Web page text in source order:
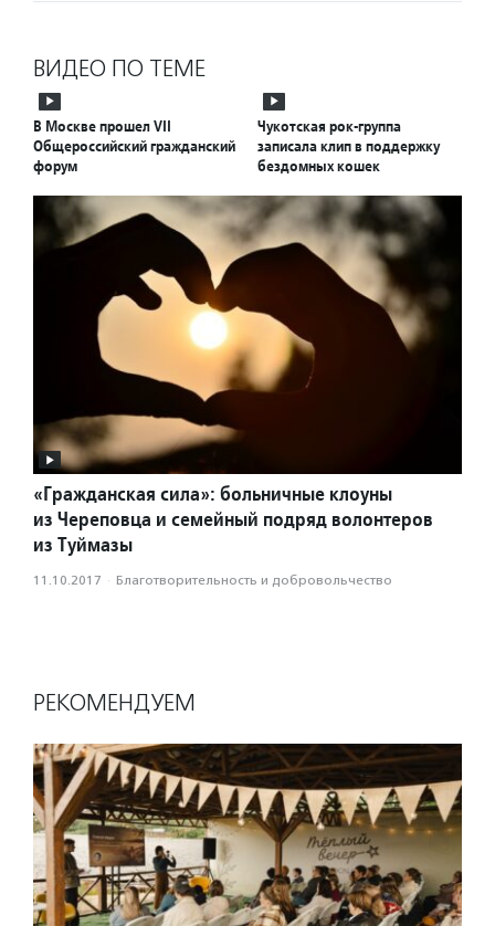
ВИДЕО ПО ТЕМЕ
В Москве прошел VII
Общероссийский гражданский
форум
Чукотская рок-группа
записала клип в поддержку
бездомных кошек
«Гражданская сила»: больничные клоуны
из Череповца и семейный подряд волонтеров
из Туймазы
11.10.2017 · Благотвори­тель­ность и доброволь­чест­во
РЕКОМЕНДУЕМ